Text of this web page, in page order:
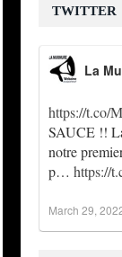
TWITTER
https://t.co/
SAUCE !!
notre
p… https://
La
March 29,